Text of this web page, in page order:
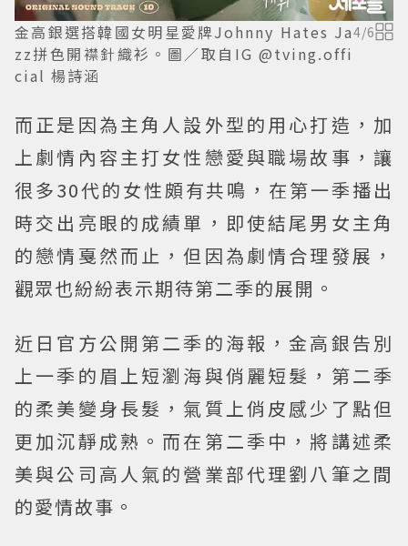
金高銀選搭韓國女明星愛牌Johnny Hates Ja
zz拼色開襟針織衫。圖／取自IG @tving.offi
cial 楊詩涵
4/6
而正是因為主角人設外型的用心打造，加
上劇情內容主打女性戀愛與職場故事，讓
很多30代的女性頗有共鳴，在第一季播出
時交出亮眼的成績單，即使結尾男女主角
的戀情戛然而止，但因為劇情合理發展，
觀眾也紛紛表示期待第二季的展開。
近日官方公開第二季的海報，金高銀告別
上一季的眉上短瀏海與俏麗短髮，第二季
的柔美變身長髮，氣質上俏皮感少了點但
更加沉靜成熟。而在第二季中，將講述柔
美與公司高人氣的營業部代理劉八筆之間
的愛情故事。